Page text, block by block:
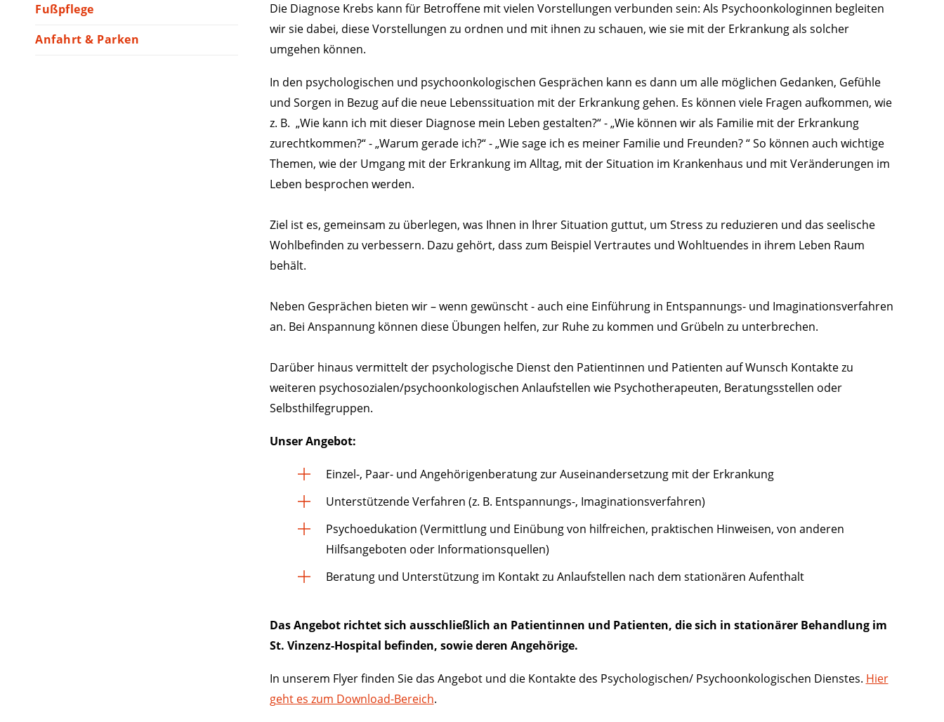
Fußpflege
Anfahrt & Parken
Die Diagnose Krebs kann für Betroffene mit vielen Vorstellungen verbunden sein: Als Psychoonkologinnen begleiten
wir sie dabei, diese Vorstellungen zu ordnen und mit ihnen zu schauen, wie sie mit der Erkrankung als solcher
umgehen können.
In den psychologischen und psychoonkologischen Gesprächen kann es dann um alle möglichen Gedanken, Gefühle
und Sorgen in Bezug auf die neue Lebenssituation mit der Erkrankung gehen. Es können viele Fragen aufkommen, wie
z. B. „Wie kann ich mit dieser Diagnose mein Leben gestalten?“ - „Wie können wir als Familie mit der Erkrankung
zurechtkommen?“ - „Warum gerade ich?“ - „Wie sage ich es meiner Familie und Freunden? “ So können auch wichtige
Themen, wie der Umgang mit der Erkrankung im Alltag, mit der Situation im Krankenhaus und mit Veränderungen im
Leben besprochen werden.
Ziel ist es, gemeinsam zu überlegen, was Ihnen in Ihrer Situation guttut, um Stress zu reduzieren und das seelische
Wohlbefinden zu verbessern. Dazu gehört, dass zum Beispiel Vertrautes und Wohltuendes in ihrem Leben Raum
behält.
Neben Gesprächen bieten wir – wenn gewünscht - auch eine Einführung in Entspannungs- und Imaginationsverfahren
an. Bei Anspannung können diese Übungen helfen, zur Ruhe zu kommen und Grübeln zu unterbrechen.
Darüber hinaus vermittelt der psychologische Dienst den Patientinnen und Patienten auf Wunsch Kontakte zu
weiteren psychosozialen/psychoonkologischen Anlaufstellen wie Psychotherapeuten, Beratungsstellen oder
Selbsthilfegruppen.
Unser Angebot:
Einzel-, Paar- und Angehörigenberatung zur Auseinandersetzung mit der Erkrankung
Unterstützende Verfahren (z. B. Entspannungs-, Imaginationsverfahren)
Psychoedukation (Vermittlung und Einübung von hilfreichen, praktischen Hinweisen, von anderen
Hilfsangeboten oder Informationsquellen)
Beratung und Unterstützung im Kontakt zu Anlaufstellen nach dem stationären Aufenthalt
Das Angebot richtet sich ausschließlich an Patientinnen und Patienten, die sich in stationärer Behandlung im
St. Vinzenz-Hospital befinden, sowie deren Angehörige.
In unserem Flyer finden Sie das Angebot und die Kontakte des Psychologischen/ Psychoonkologischen Dienstes. Hier
geht es zum Download-Bereich.